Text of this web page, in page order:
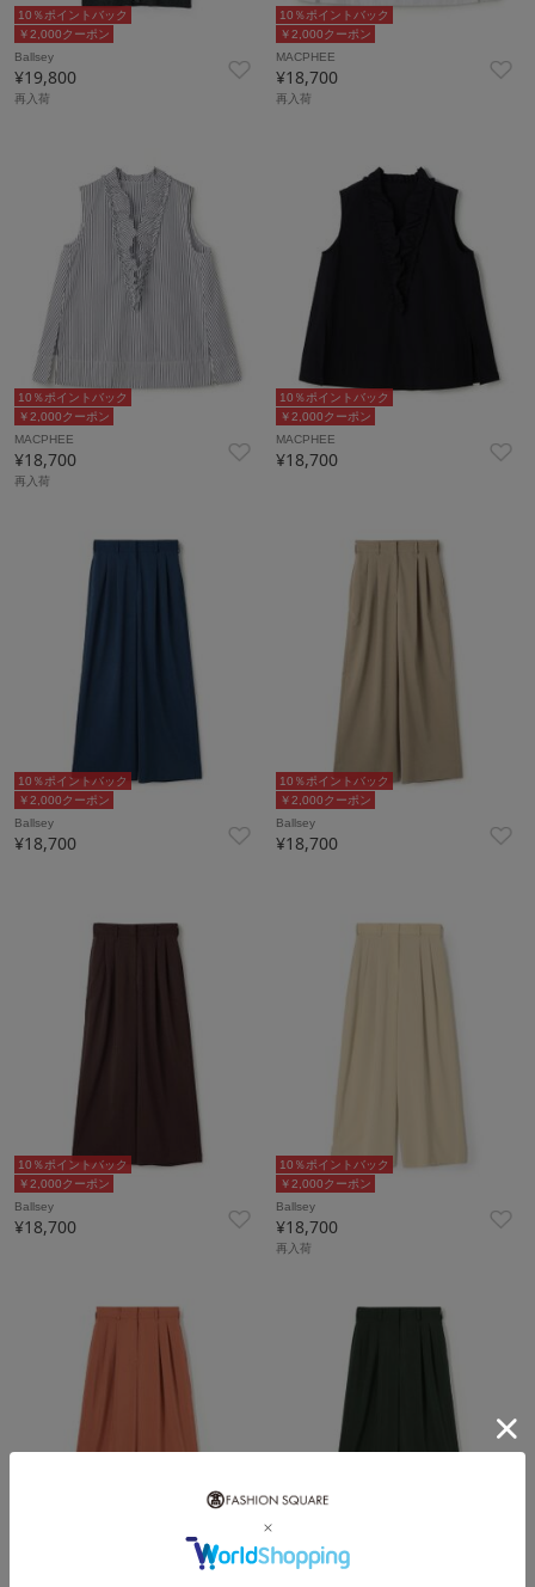
￥2,000クーポン
10％ポイントバック
Ballsey
¥19,800
再入荷
￥2,000クーポン
10％ポイントバック
MACPHEE
¥18,700
再入荷
￥2,000クーポン
10％ポイントバック
MACPHEE
¥18,700
再入荷
￥2,000クーポン
10％ポイントバック
MACPHEE
¥18,700
￥2,000クーポン
10％ポイントバック
Ballsey
¥18,700
￥2,000クーポン
10％ポイントバック
Ballsey
¥18,700
￥2,000クーポン
10％ポイントバック
Ballsey
¥18,700
￥2,000クーポン
10％ポイントバック
Ballsey
¥18,700
再入荷
￥2,000クーポン
10％ポイントバック